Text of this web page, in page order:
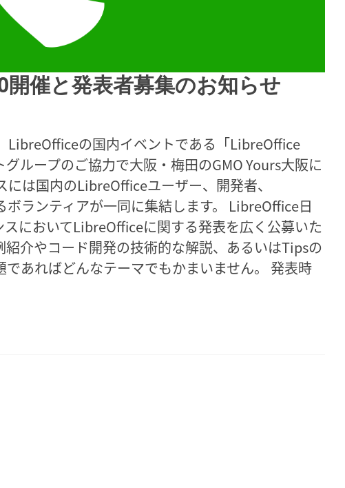
催と発表者募集のお知らせ
LibreOfficeの国内イベントである「LibreOffice
ループのご協力で大阪・梅田のGMO Yours大阪に
は国内のLibreOfficeユーザー、開発者、
ランティアが一同に集結します。 LibreOffice日
においてLibreOfficeに関する発表を広く公募いた
介やコード開発の技術的な解説、あるいはTipsの
あればどんなテーマでもかまいません。 発表時